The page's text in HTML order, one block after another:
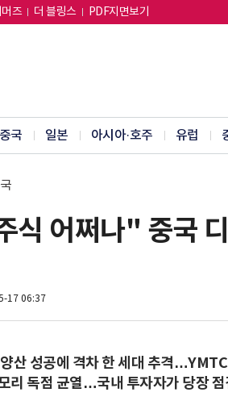
즈 더 블링스 PDF지면보기
중국 일본 아시아·호주 유럽
식 어쩌나" 중국
17 06:37
산 성공에 격차 한 세대 추격
리 독점 균열…국내 투자자가 당장